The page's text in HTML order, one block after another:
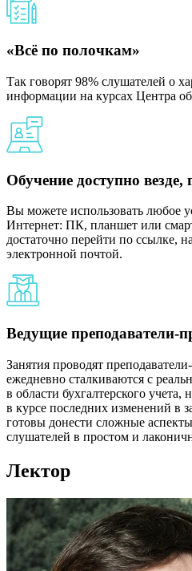
«Всё по полочкам»
Так говорят 98% слушателей о
информации на курсах Центра
Обучение доступно везде,
Вы можете использовать любое
Интернет: ПК, планшет или
достаточно перейти по ссылке,
электронной почтой.
Ведущие преподаватели-
Занятия проводят
ежедневно сталкиваются с
в области бухгалтерского
в курсе последних изменений в
готовы донести сложные
слушателей в простом и
Лектор